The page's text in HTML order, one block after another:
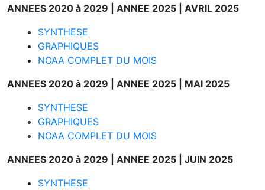
ANNEES 2020 à 2029 | ANNEE 2025 | AVRIL 2025
SYNTHESE
GRAPHIQUES
NOAA COMPLET DU MOIS
ANNEES 2020 à 2029 | ANNEE 2025 | MAI 2025
SYNTHESE
GRAPHIQUES
NOAA COMPLET DU MOIS
ANNEES 2020 à 2029 | ANNEE 2025 | JUIN 2025
SYNTHESE